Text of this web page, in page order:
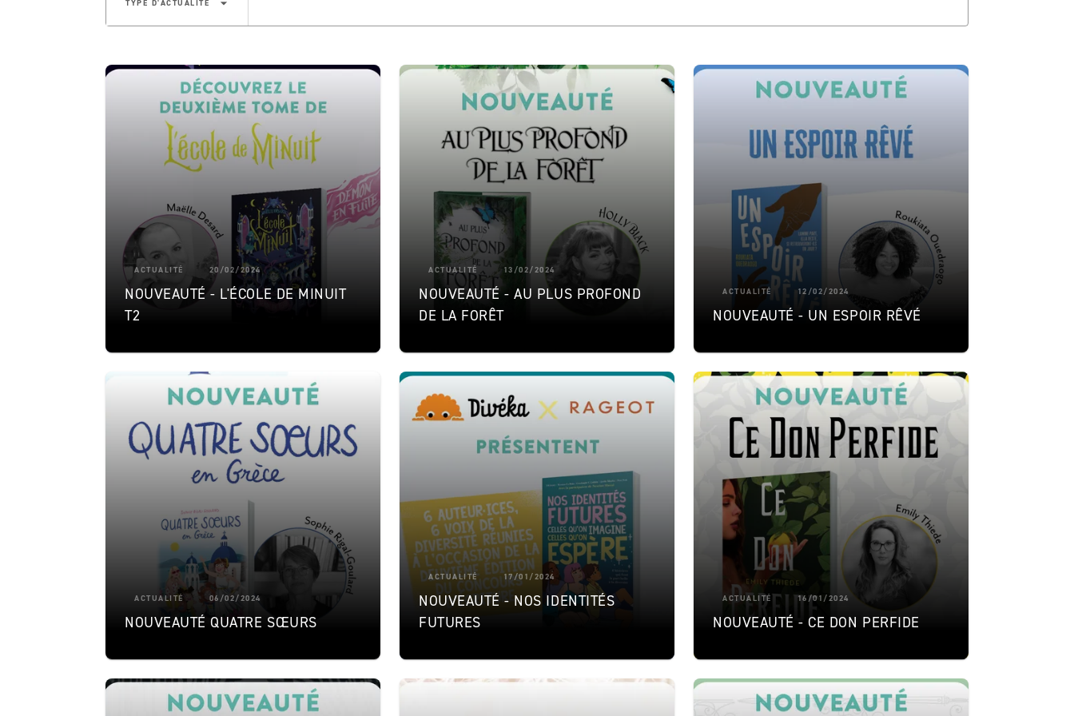
TYPE D'ACTUALITÉ arrow_drop_down
ACTUALITÉ 20/02/2024
NOUVEAUTÉ - L'ÉCOLE DE MINUIT
T2
ACTUALITÉ 13/02/2024
NOUVEAUTÉ - AU PLUS PROFOND
DE LA FORÊT
ACTUALITÉ 12/02/2024
NOUVEAUTÉ - UN ESPOIR RÊVÉ
ACTUALITÉ 06/02/2024
NOUVEAUTÉ QUATRE SŒURS
ACTUALITÉ 17/01/2024
NOUVEAUTÉ - NOS IDENTITÉS
FUTURES
ACTUALITÉ 16/01/2024
NOUVEAUTÉ - CE DON PERFIDE